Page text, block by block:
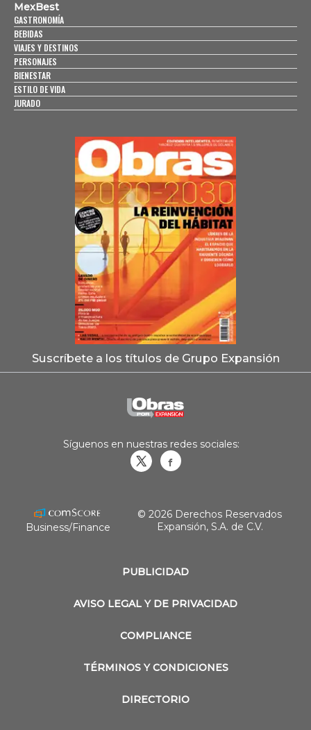
MexBest
GASTRONOMÍA
BEBIDAS
VIAJES Y DESTINOS
PERSONAJES
BIENESTAR
ESTILO DE VIDA
JURADO
Suscríbete a los títulos de Grupo Expansión
PUBLICIDAD
AVISO LEGAL Y DE PRIVACIDAD
COMPLIANCE
TÉRMINOS Y CONDICIONES
DIRECTORIO
Síguenos en nuestras redes sociales:
Business/Finance
© 2026 Derechos Reservados
Expansión, S.A. de C.V.